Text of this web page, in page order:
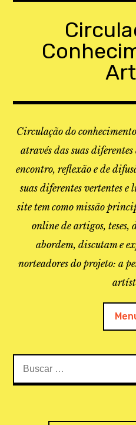
Circulação do
através das suas
encontro, reflexão e de
suas diferentes vertentes
site tem como missão
online de artigos, teses,
abordem, discutam e
norteadores do projeto: a
O PROJETO